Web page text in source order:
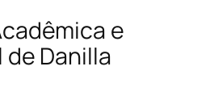
e
Danilla